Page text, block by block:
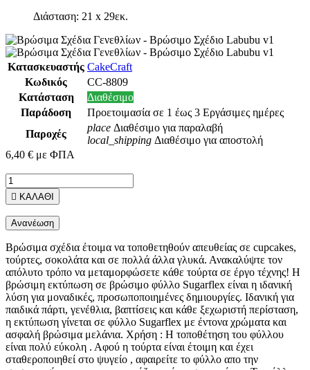
Διάσταση: 21 x 29εκ.
Κατασκευαστής CakeCraft
Κωδικός
CC-8809
Κατάσταση
Διαθέσιμο
Παράδοση
Προετοιμασία σε 1 έως 3 Εργάσιμες ημέρες
Παροχές
place Διαθέσιμο για παραλαβή
local_shipping Διαθέσιμο για αποστολή
6,40 € με ΦΠΑ
 ΚΑΛΑΘΙ
Βρώσιμα σχέδια έτοιμα να τοποθετηθούν απευθείας σε cupcakes,
τούρτες, σοκολάτα και σε πολλά άλλα γλυκά. Ανακαλύψτε τον
απόλυτο τρόπο να μεταμορφώσετε κάθε τούρτα σε έργο τέχνης! Η
βρώσιμη εκτύπωση σε βρώσιμο φύλλο Sugarflex είναι η ιδανική
λύση για μοναδικές, προσωποποιημένες δημιουργίες. Ιδανική για
παιδικά πάρτι, γενέθλια, βαπτίσεις και κάθε ξεχωριστή περίσταση,
η εκτύπωση γίνεται σε φύλλο Sugarflex με έντονα χρώματα και
ασφαλή βρώσιμα μελάνια. Χρήση : Η τοποθέτηση του φύλλου
είναι πολύ εύκολη . Αφού η τούρτα είναι έτοιμη και έχει
σταθεροποιηθεί στο ψυγείο , αφαιρείτε τo φύλλο απο την